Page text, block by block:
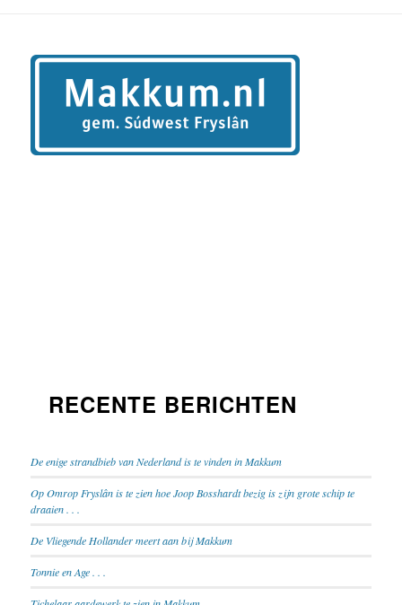
RECENTE BERICHTEN
De enige strandbieb van Nederland is te vinden in Makkum
Op Omrop Fryslân is te zien hoe Joop Bosshardt bezig is zijn grote schip te
draaien . . .
De Vliegende Hollander meert aan bij Makkum
Tonnie en Age . . .